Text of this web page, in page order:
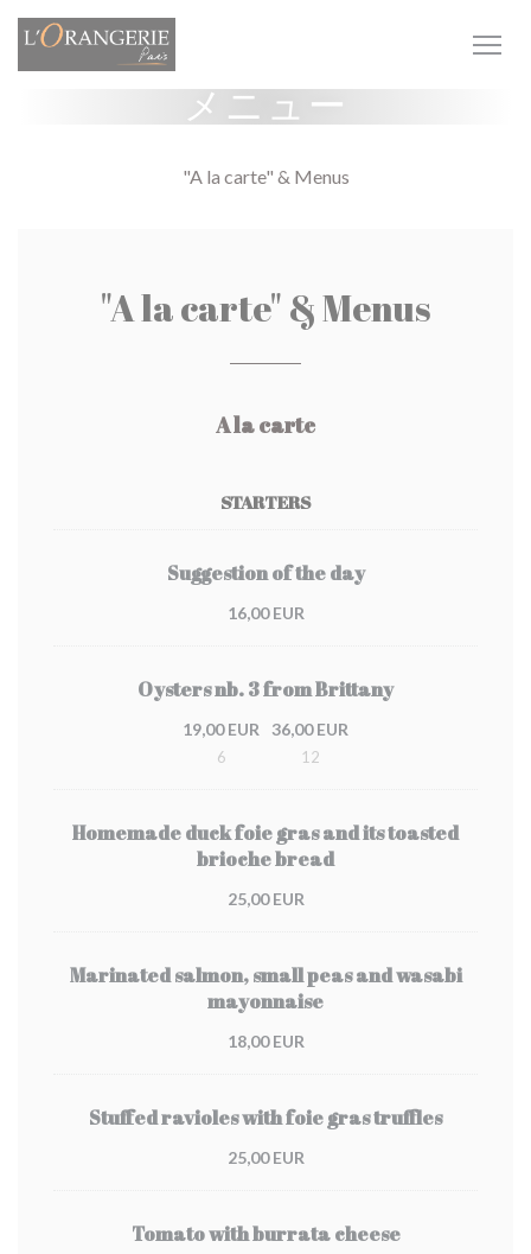
クッキー利用の管理について
メニュー
"A la carte" & Menus
"A la carte" & Menus
A la carte
STARTERS
Suggestion of the day
16,00 EUR
Oysters nb. 3 from Brittany
19,00 EUR
6
36,00 EUR
12
Homemade duck foie gras and its toasted
brioche bread
25,00 EUR
Marinated salmon, small peas and wasabi
mayonnaise
18,00 EUR
Stuffed ravioles with foie gras truffles
25,00 EUR
Tomato with burrata cheese